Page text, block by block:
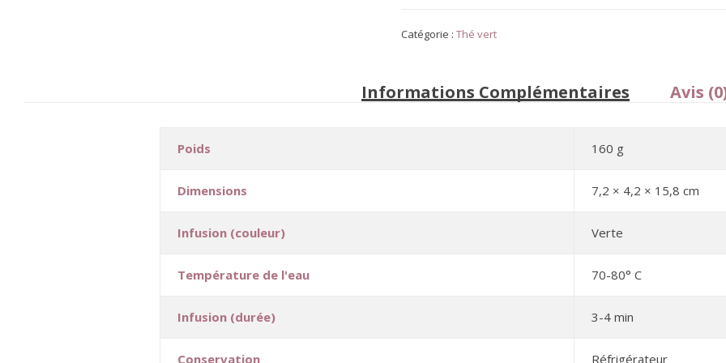
Catégorie :Thé vert
Informations Complémentaires Avis
Poids 160 g
Dimensions 7,2 × 4,2 × 15,8 cm
Infusion (couleur) Verte
Température de l'eau 70-80° C
Infusion (durée) 3-4 min
Conservation Réfrigérateur